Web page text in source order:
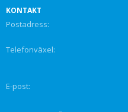
KONTAKT
Postadress:
Telefonväxel:
E-post: